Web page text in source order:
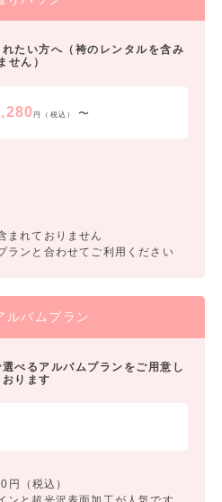
たい方へ（袴のレンタルを含み
せん）
円（税込） 〜
まれておりません
ンと合わせてご利用ください
ルバムプラン
べるアルバムプランをご用意し
おります
（税込）